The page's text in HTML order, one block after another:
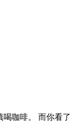
咖啡。 而你看了